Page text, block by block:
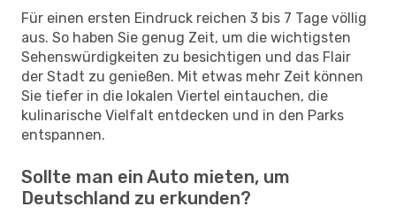
Für einen ersten Eindruck reichen 3 bis 7 Tage völlig
aus. So haben Sie genug Zeit, um die wichtigsten
Sehenswürdigkeiten zu besichtigen und das Flair
der Stadt zu genießen. Mit etwas mehr Zeit können
Sie tiefer in die lokalen Viertel eintauchen, die
kulinarische Vielfalt entdecken und in den Parks
entspannen.
Sollte man ein Auto mieten, um
Deutschland zu erkunden?